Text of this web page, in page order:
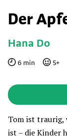
Der
Hana Do
6 min 5+
Tom ist traurig,
ist – die Kinder